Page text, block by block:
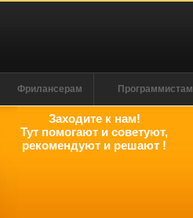
Фрилансерам Программистам
Заходите к нам!
Тут помогают и советуют,
рекомендуют и решают !